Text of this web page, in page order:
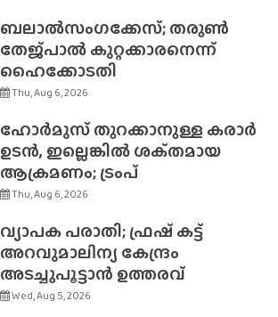
ബലാൽസംഗക്കേസ്; തരുൺ
തേജ്‌പാൽ കുറ്റക്കാരനെന്ന്
ഹൈക്കോടതി
Thu, Aug 6, 2026
ഹോർമുസ് തുറക്കാനുള്ള കരാർ
ഉടൻ, ഇല്ലെങ്കിൽ ശക്‌തമായ
ആക്രമണം; ട്രംപ്
Thu, Aug 6, 2026
വ്യാപക പരാതി; ഫ്രഷ് കട്ട്
അറവുമാലിന്യ കേന്ദ്രം
അടച്ചുപൂട്ടാൻ ഉത്തരവ്
Wed, Aug 5, 2026